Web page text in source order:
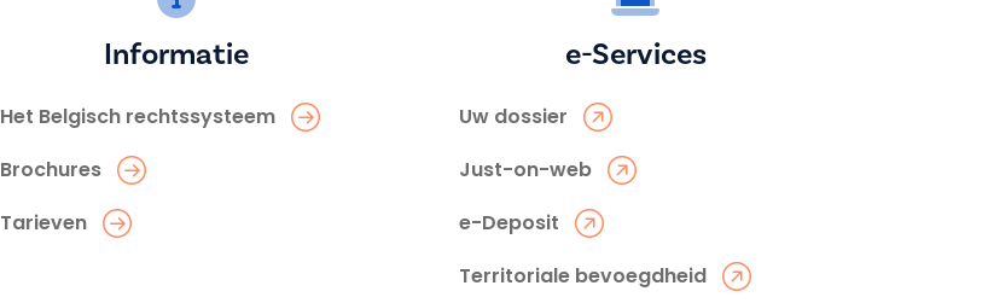
Informatie
Het Belgisch rechtssysteem
Brochures
Tarieven
e-Services
Uw dossier
Just-on-web
e-Deposit
Territoriale bevoegdheid